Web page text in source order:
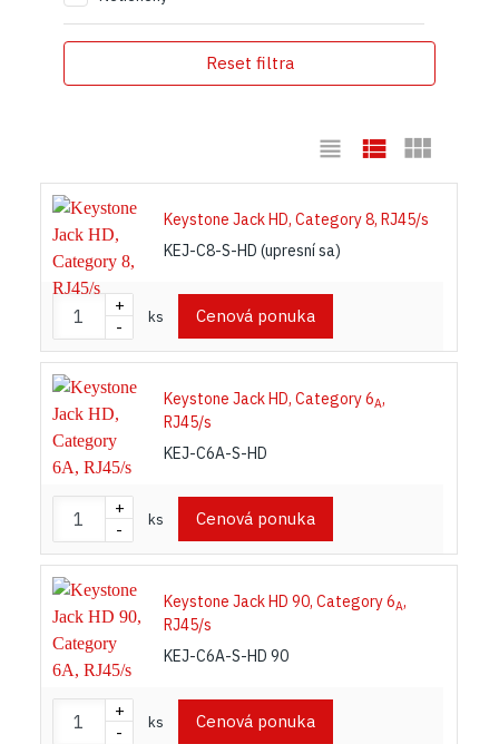
Reset filtra
Keystone Jack HD, Category 8, RJ45/s
KEJ-C8-S-HD (upresní sa)
+
-
ks Cenová ponuka
Keystone Jack HD, Category 6A,
RJ45/s
KEJ-C6A-S-HD
+
-
ks Cenová ponuka
Keystone Jack HD 90, Category 6A,
RJ45/s
KEJ-C6A-S-HD 90
+
-
ks Cenová ponuka